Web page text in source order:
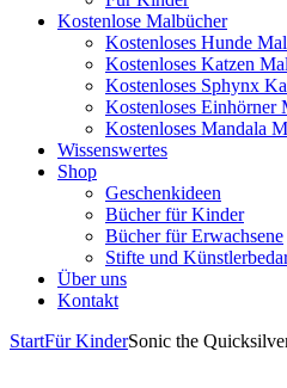
Kostenlose Malbücher
Kostenloses Hunde
Kostenloses Katzen
Kostenloses Sphynx
Kostenloses Einhörner
Kostenloses Mandala
Wissenswertes
Shop
Geschenkideen
Bücher für Kinder
Bücher für Erwachsene
Stifte und
Über uns
Kontakt
StartFür KinderSonic the